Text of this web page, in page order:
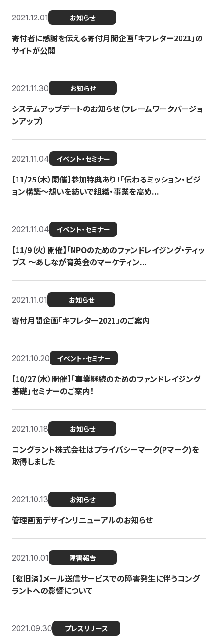
2021.12.01 お知らせ
寄付者に感謝を伝える寄付月間企画「キフレター2021」の
サイトが公開
2021.11.30 お知らせ
システムアップデートのお知らせ（フレームワークバージョ
ンアップ）
2021.11.04 イベント・セミナー
【11/25（木）開催】参加特典あり！「伝わるミッション・ビジ
ョン構築〜想いを紡いで組織・事業を高め...
2021.11.04 イベント・セミナー
【11/9（火）開催】「NPOのためのファンドレイジング・ティッ
プス 〜あしなが育英会のマーケティン...
2021.11.01 お知らせ
寄付月間企画「キフレター2021」のご案内
2021.10.20 イベント・セミナー
【10/27（水）開催】「事業継続のためのファンドレイジング
基礎」セミナーのご案内！
2021.10.18 お知らせ
コングラント株式会社はプライバシーマーク(Pマーク)を
取得しました
2021.10.13 お知らせ
管理画面デザインリニューアルのお知らせ
2021.10.01 障害報告
【復旧済】メール送信サービスでの障害発生に伴うコング
ラントへの影響について
2021.09.30 プレスリリース